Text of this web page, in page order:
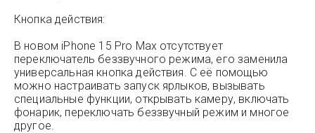
Кнопка действия:
В новом iPhone 15 Pro Max отсутствует
переключатель беззвучного режима, его заменила
универсальная кнопка действия. С её помощью
можно настраивать запуск ярлыков, вызывать
специальные функции, открывать камеру, включать
фонарик, переключать беззвучный режим и многое
другое.